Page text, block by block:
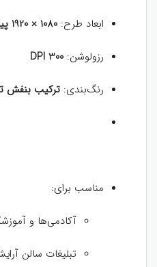
ابعاد طرح: 1080 × 1920 پیکسل (قابل تغییر برای چاپ و پست اینستاگرام)
رزولوشن: 300 DPI
رنگ‌بندی: ترکیب بنفش
مناسب برای:
آکادمی‌ها و
تبلیغات سالن